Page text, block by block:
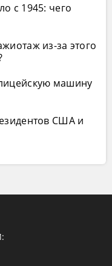
с 1945: чего
из-за этого
машину
США и